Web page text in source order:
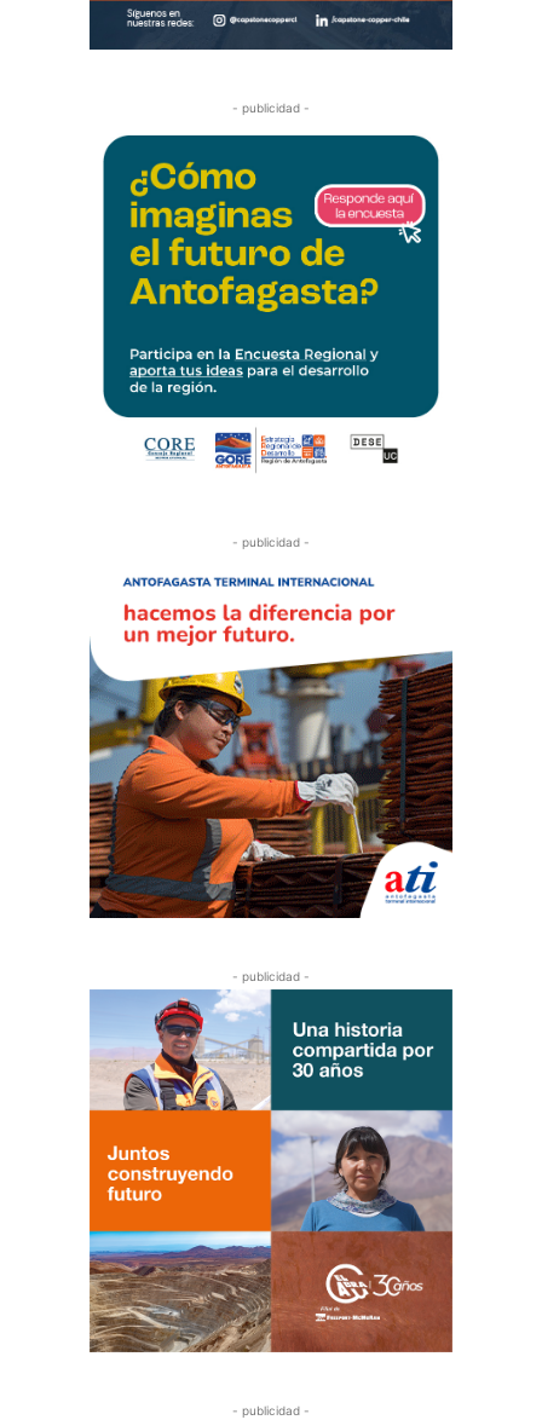
- publicidad -
- publicidad -
- publicidad -
- publicidad -